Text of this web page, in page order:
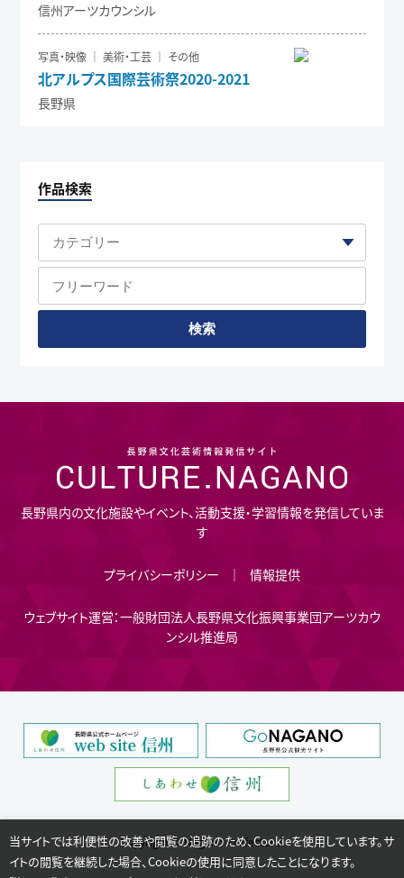
信州アーツカウンシル
写真・映像 ｜ 美術・工芸 ｜ その他
北アルプス国際芸術祭2020-2021
長野県
作品検索
長野県内の文化施設やイベント、活動支援・学習情報を発信していま
す
プライバシーポリシー 情報提供
ウェブサイト運営：一般財団法人長野県文化振興事業団アーツカウ
ンシル推進局
Copyright © Nagano Prefecture.
当サイトでは利便性の改善や閲覧の追跡のため、Cookieを使用しています。サ
イトの閲覧を継続した場合、Cookieの使用に同意したことになります。